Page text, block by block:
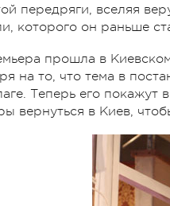
передряги, вселяя
которого он раньше
прошла в
на то, что тема в
Теперь его покажут
вернуться в Киев,